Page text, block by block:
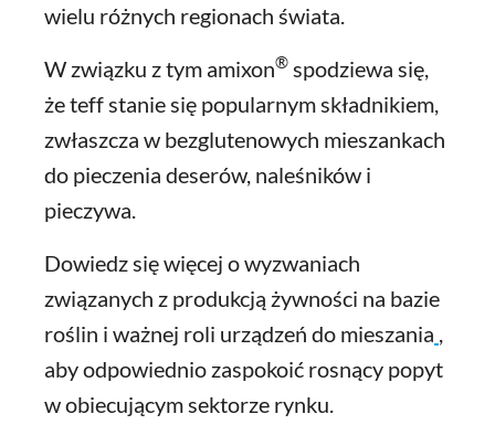
wielu różnych regionach świata.
W związku z tym amixon® spodziewa się,
że teff stanie się popularnym składnikiem,
zwłaszcza w bezglutenowych mieszankach
do pieczenia deserów, naleśników i
pieczywa.
Dowiedz się więcej o wyzwaniach
związanych z produkcją żywności na bazie
roślin i ważnej roli urządzeń do mieszania
aby odpowiednio zaspokoić rosnący popyt
w obiecującym sektorze rynku.